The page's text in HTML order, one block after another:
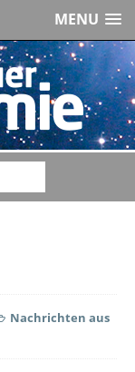
MENU
Nachrichten aus